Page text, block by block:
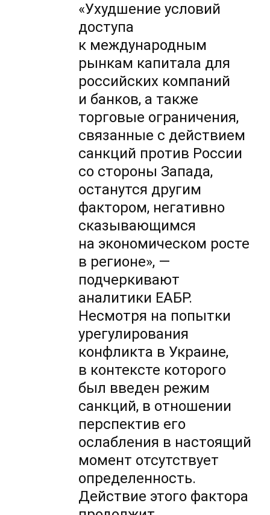
«Ухудшение условий
доступа
к международным
рынкам капитала для
российских компаний
и банков, а также
торговые ограничения,
связанные с действием
санкций против России
со стороны Запада,
останутся другим
фактором, негативно
сказывающимся
на экономическом росте
в регионе», —
подчеркивают
аналитики ЕАБР.
Несмотря на попытки
урегулирования
конфликта в Украине,
в контексте которого
был введен режим
санкций, в отношении
перспектив его
ослабления в настоящий
момент отсутствует
определенность.
Действие этого фактора